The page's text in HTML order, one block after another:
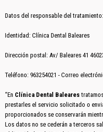
Datos del responsable del tratamiento:
Identidad: Clínica Dental Baleares
Dirección postal: Av/ Baleares 41
Teléfono: 963254021 - Correo
“En Clínica Dental Baleares
prestarles el servicio solicitado o
proporcionados se conservarán
Los datos no se cederán a terceros